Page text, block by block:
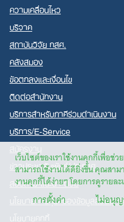
เว็บไซต์ของเราใช้งานคุกกี้เพื่อช่
สามารถใช้งานได้ดียิ่งขึ้น คุณสาม
งานคุกกี้ได้ง่ายๆ โดยการดูรายล
การตั้งค่า ไม่อนุ
ความเคลื่อนไหว
บริจาค
สถาบันวิจัย กสศ.
คลังสมอง
ข้อตกลงและเงื่อนไข
ติดต่อสำนักงาน
บริการสำหรับภาคีร่วมดำเนินงาน
บริการ/E-Service
สมัครงาน
ข่าวประชาสัมพันธ์/ประกาศ
สอบถาม-แนะนำ-ติชม
นโยบายการคุ้มครองข้อมูลส่วนบุค